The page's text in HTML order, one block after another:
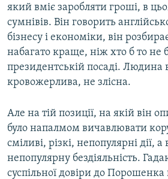
який вміє заробляти гроші, в
сумнівів. Він говорить
бізнесу і економіки, він
набагато краще, ніж хто б то не
президентській посаді. Людина
кровожерлива, не злісна.
Але на тій позиції, на якій він
було напалмом вичавлювати
сміливі, різкі, непопулярні дії, а
непопулярну бездіяльність.
суспільної довіри до